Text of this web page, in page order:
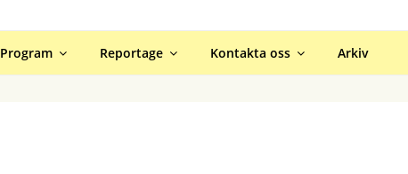
HALMSTAD
Program Reportage Kontakta oss Arkiv